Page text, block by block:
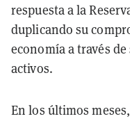
respuesta a la
duplicando su
economía a través
activos.
En los últimos